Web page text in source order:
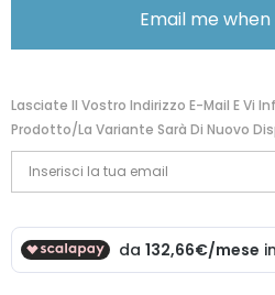
Email me
Lasciate Il Vostro Indirizzo E-Mail E Vi
Prodotto/la Variante Sarà Di Nuovo